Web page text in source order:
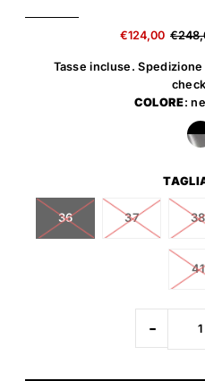
€124,00
Tasse incluse.Spedizione
COLORE:
36 37 38
41
-